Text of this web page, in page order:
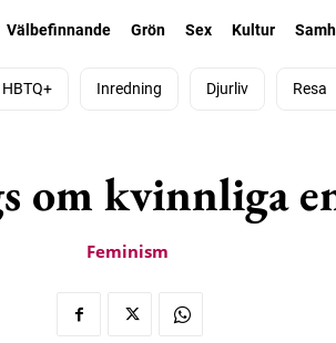
Välbefinnande Grön Sex Kultur
HBTQ+ Inredning Djurliv Resa
om kvinnliga
Feminism